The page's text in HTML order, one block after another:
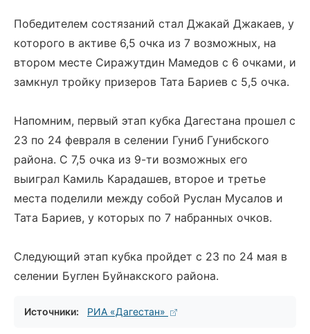
Победителем состязаний стал Джакай Джакаев, у
которого в активе 6,5 очка из 7 возможных, на
втором месте Сиражутдин Мамедов с 6 очками, и
замкнул тройку призеров Тата Бариев с 5,5 очка.
Напомним, первый этап кубка Дагестана прошел с
23 по 24 февраля в селении Гуниб Гунибского
района. С 7,5 очка из 9-ти возможных его
выиграл Камиль Карадашев, второе и третье
места поделили между собой Руслан Мусалов и
Тата Бариев, у которых по 7 набранных очков.
Следующий этап кубка пройдет с 23 по 24 мая в
селении Буглен Буйнакского района.
Источники: РИА «Дагестан»